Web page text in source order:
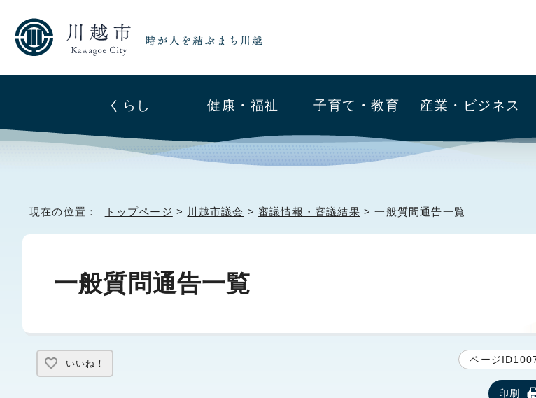
くらし 健康・福祉 子育て・教育 産業・ビジネス
現在の位置： トップページ > 川越市議会 >審議情報・審議結果 > 一般質問通告一覧
一般質問通告一覧
いいね！ ページ
印刷